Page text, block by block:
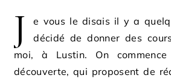
J
e vous le disais il y a
décidé de donner des
moi, à Lustin. On
découverte, qui proposent de